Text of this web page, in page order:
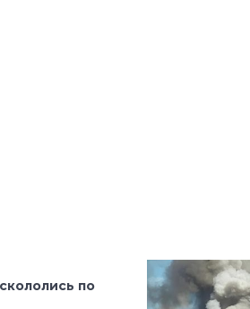
по